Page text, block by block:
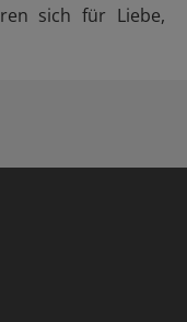
sich für Liebe,